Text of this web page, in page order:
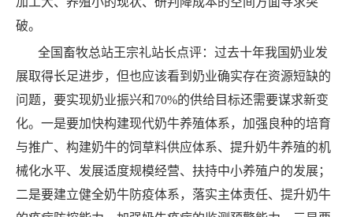
破。
全国畜牧总站王宗礼站长点评：过去十年我国奶业发
展取得长足进步，但也应该看到奶业确实存在资源短缺的
问题，要实现奶业振兴和70%的供给目标还需要谋求新变
化。一是要加快构建现代奶牛养殖体系，加强良种的培育
与推广、构建奶牛的饲草料供应体系、提升奶牛养殖的机
械化水平、发展适度规模经营、扶持中小养殖户的发展；
二是要建立健全奶牛防疫体系，落实主体责任、提升奶牛